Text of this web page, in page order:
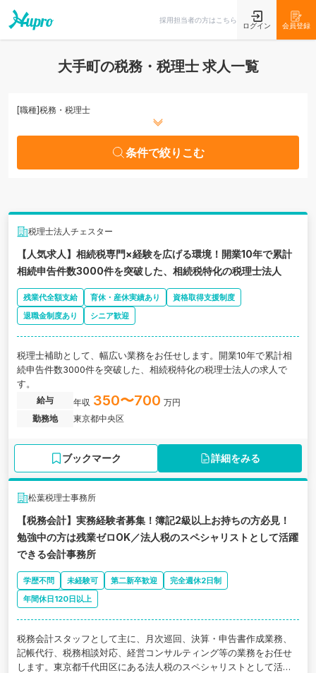
採用担当者の方はこちら
ログイン 会員登録
大手町の税務・税理士 求人一覧
[職種]税務・税理士
条件で絞りこむ
税理士法人チェスター
【人気求人】相続税専門×経験を広げる環境！開業10年で累計
相続申告件数3000件を突破した、相続税特化の税理士法人
残業代全額支給 育休・産休実績あり
資格取得支援制度
退職金制度あり
シニア歓迎
税理士補助として、幅広い業務をお任せします。開業10年で累計相
続申告件数3000件を突破した、相続税特化の税理士法人の求人で
す。
給与 年収 350〜700 万円
勤務地
東京都中央区
ブックマーク 詳細をみる
松葉税理士事務所
【税務会計】実務経験者募集！簿記2級以上お持ちの方必見！
勉強中の方は残業ゼロOK／法人税のスペシャリストとして活躍
できる会計事務所
学歴不問 未経験可 第二新卒歓迎
完全週休2日制
年間休日120日以上
税務会計スタッフとして主に、月次巡回、決算・申告書作成業務、
記帳代行、税務相談対応、経営コンサルティング等の業務をお任せ
します。東京都千代田区にある法人税のスペシャリストとして活躍